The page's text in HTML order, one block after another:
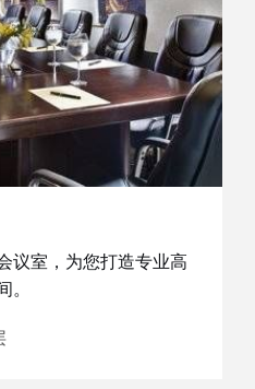
议室，为您打造专业高